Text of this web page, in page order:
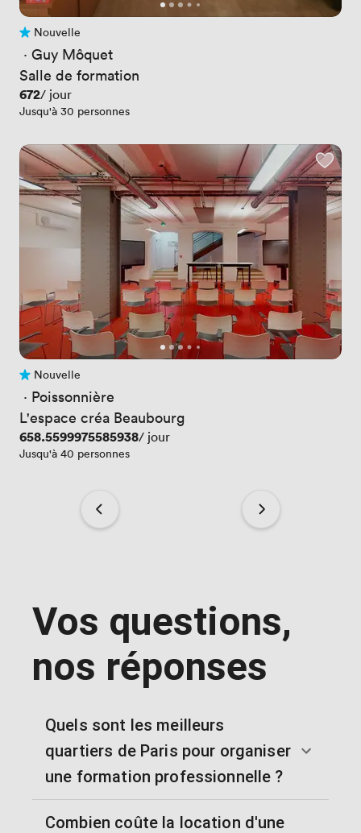
Pas encore d'avis
Nouvelle
· Guy Môquet
Salle de formation
Prix
672/ jour
Jusqu'à 30 personnes
Pas encore d'avis
Nouvelle
· Poissonnière
L'espace créa Beaubourg
Prix
658.5599975585938/ jour
Jusqu'à 40 personnes
Vos questions,
nos réponses
Quels sont les meilleurs
quartiers de Paris pour organiser
une formation professionnelle ?
Combien coûte la location d'une